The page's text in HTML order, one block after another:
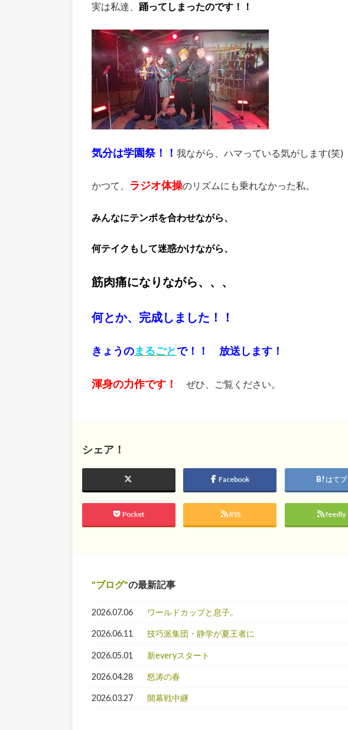
実は私達、 踊ってしまったのです！！
気分は学園祭！！ 我ながら、ハマっている気がします(笑)
かつて、 ラジオ体操のリズムにも乗れなかった私。
みんなにテンポを合わせながら、
何テイクもして迷惑かけながら、
筋肉痛になりながら、、、
何とか、完成しました！！
きょうのまるごとで！！ 放送します！
渾身の力作です！ ぜひ、ご覧ください。
シェア！
Facebook はてブ
Pocket RSS feedly
ブログ の最新記事
2026.07.06 ワールドカップと息子。
2026.06.11 技巧派集団・静学が夏王者に
2026.05.01 新everyスタート
2026.04.28 怒涛の春
2026.03.27 開幕戦中継